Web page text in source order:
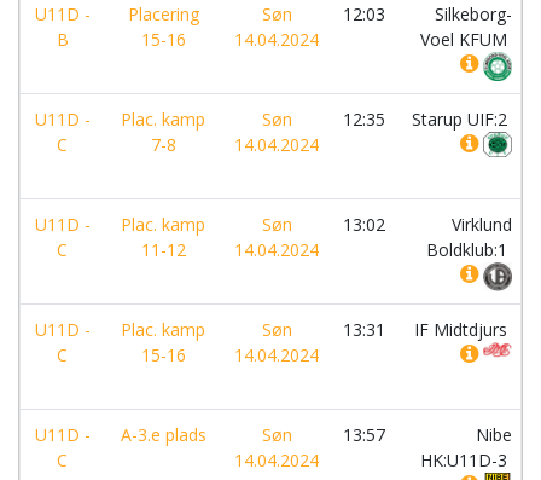
U11D -
B
Placering
15-16
Søn
14.04.2024
12:03
Silkeborg-
Voel KFUM
U11D -
C
Plac. kamp
7-8
Søn
14.04.2024
12:35 Starup UIF:2
U11D -
C
Plac. kamp
11-12
Søn
14.04.2024
13:02
Virklund
Boldklub:1
U11D -
C
Plac. kamp
15-16
Søn
14.04.2024
13:31 IF Midtdjurs
U11D -
C
A-3.e plads
Søn
14.04.2024
13:57
Nibe
HK:U11D-3